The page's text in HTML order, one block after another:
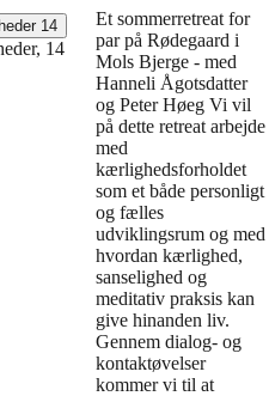
14
14
Et sommerretreat for
par på Rødegaard i
Mols Bjerge - med
Hanneli Ågotsdatter
og Peter Høeg Vi vil
på dette retreat arbejde
med
kærlighedsforholdet
som et både personligt
og fælles
udviklingsrum og med
hvordan kærlighed,
sanselighed og
meditativ praksis kan
give hinanden liv.
Gennem dialog- og
kontaktøvelser
kommer vi til at